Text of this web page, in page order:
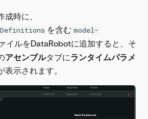
時に、
を含む model-
イルをDataRobotに追加すると、そ
アセンブルタブにランタイムパラメ
表示されます。